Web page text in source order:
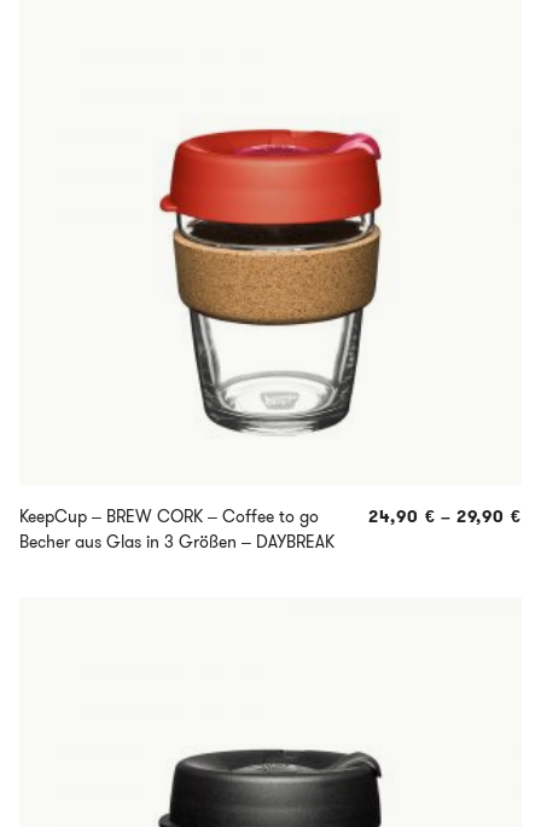
KeepCup – BREW CORK – Coffee to go
Becher aus Glas in 3 Größen – DAYBREAK
24,90 € – 29,90 €